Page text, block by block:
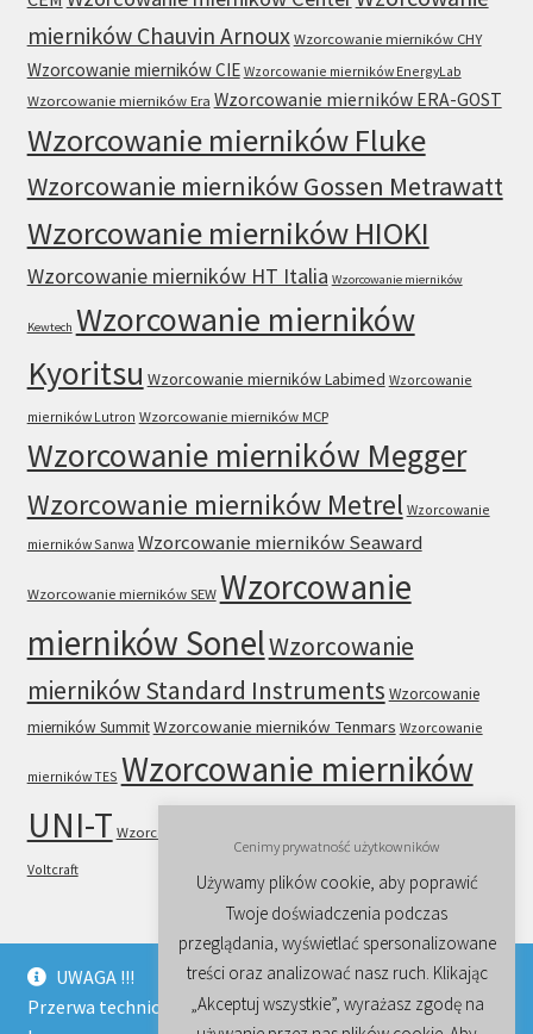
UWAGA !!!
Przerwa techniczna trwa w naszej firmie do końca sierpnia
mierników Chauvin Arnoux Wzorcowanie mierników CHY
Wzorcowanie mierników CIE Wzorcowanie mierników EnergyLab
Wzorcowanie mierników Era Wzorcowanie mierników ERA-GOST
Wzorcowanie mierników Fluke
Wzorcowanie mierników Gossen Metrawatt
Wzorcowanie mierników HIOKI
Wzorcowanie mierników HT Italia Wzorcowanie mierników
Kewtech Wzorcowanie mierników
Kyoritsu Wzorcowanie mierników Labimed Wzorcowanie
mierników Lutron Wzorcowanie mierników MCP
Wzorcowanie mierników Megger
Wzorcowanie mierników Metrel Wzorcowanie
mierników Sanwa Wzorcowanie mierników Seaward
Wzorcowanie mierników SEW Wzorcowanie
mierników SonelWzorcowanie
mierników Standard Instruments Wzorcowanie
mierników SummitWzorcowanie mierników Tenmars Wzorcowanie
mierników TES Wzorcowanie mierników
UNI-T Wzorcowanie mierników VICTOR
Voltcraft
© Wzorcowanie, sprzedaż mierników instalacji i sprzętu
Cenimy prywatność użytkowników
Używamy plików cookie, aby poprawić
Twoje doświadczenia podczas
przeglądania, wyświetlać spersonalizowane
treści oraz analizować nasz ruch. Klikając
„Akceptuj wszystkie”, wyrażasz zgodę na